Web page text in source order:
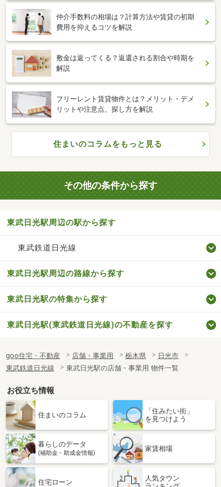
仲介手数料の相場は？計算方法や賃貸の初期
費用を抑えるコツを解説
敷金は返ってくる？返還される割合や時期を
解説
フリーレント賃貸物件とは？メリット・デメ
リットや注意点、探し方を解説
住まいのコラムをもっと見る
その他の条件から探す
東武日光駅周辺の駅から探す
東武鉄道日光線
東武日光駅周辺の路線から探す
東武日光駅の特集から探す
東武日光駅(東武鉄道日光線)の不動産を探す
goo住宅・不動産 店舗・事業用 栃木県
日光市
東武鉄道日光線
東武日光駅の店舗・事業用 物件一覧
お役立ち情報
住まいのコラム
「住みたい街」
を見つけよう
暮らしのデータ
(補助金・助成金情報)
家賃相場
住宅ローン
人気タウン